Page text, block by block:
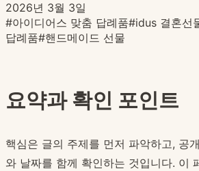
2026년 3월 3일
#아이디어스 맞춤 답례품#idus 결혼선
답례품#핸드메이드 선물
요약과 확인 포인트
핵심은 글의 주제를 먼저 파악하고, 공
와 날짜를 함께 확인하는 것입니다. 이